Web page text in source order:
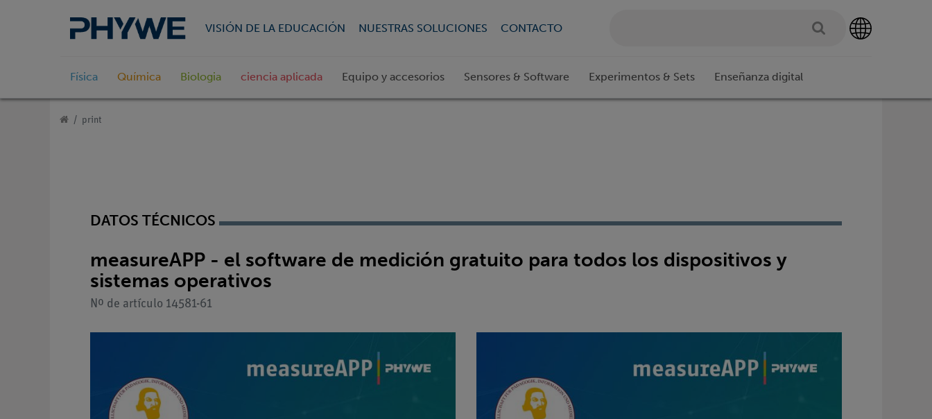
VISIÓN DE LA EDUCACIÓN NUESTRAS SOLUCIONES CONTACTO
Física Química Biologia ciencia aplicada Equipo y accesorios Sensores & Software Experimentos & Sets Enseñanza digital
print
DATOS TÉCNICOS
measureAPP - el software de medición gratuito para todos los dispositivos y
sistemas operativos
Nº de artículo 14581-61